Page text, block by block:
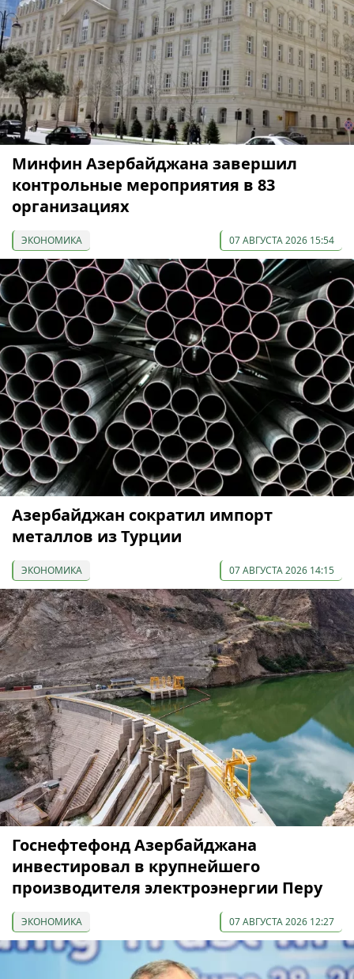
Минфин Азербайджана завершил
контрольные мероприятия в 83
организациях
ЭКОНОМИКА 07 АВГУСТА 2026 15:54
Азербайджан сократил импорт
металлов из Турции
ЭКОНОМИКА 07 АВГУСТА 2026 14:15
Госнефтефонд Азербайджана
инвестировал в крупнейшего
производителя электроэнергии Перу
ЭКОНОМИКА 07 АВГУСТА 2026 12:27